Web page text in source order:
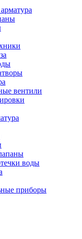
вентили
воды
приборы